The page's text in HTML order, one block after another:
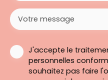
Votre message
J'accepte le
personnelles
souhaitez pas faire